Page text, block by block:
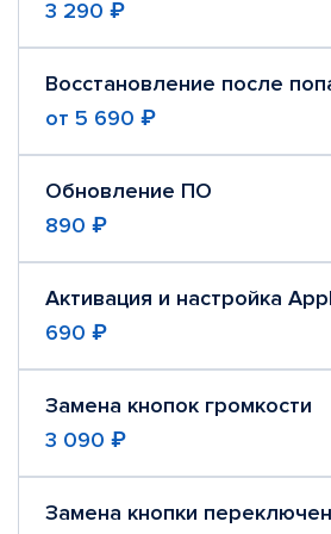
3 290 ₽
Восстановление после
от 5 690 ₽
Обновление ПО
890 ₽
Активация и настройка
690 ₽
Замена кнопок громкости
3 090 ₽
Замена кнопки